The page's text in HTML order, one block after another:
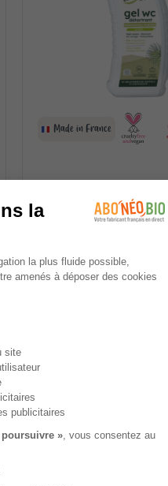
Made in France
5/5-7
Gel WC pinède 750ml
et